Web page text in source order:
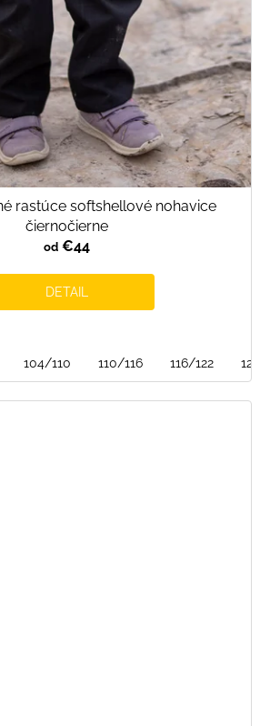
rastúce softshellové nohavice
čiernočierne
od€44
DETAIL
104/110 110/116 116/122 122/